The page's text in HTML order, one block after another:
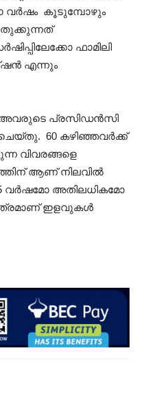
വർഷം കൂടുമ്പോഴും
ഫാമിലി
എന്നും
അവരുടെ പ്രസിഡൻസി
ചെയ്തു. 60 കഴിഞ്ഞവർക്ക്
വിവരങ്ങളെ
ആണ് നിലവിൽ
വർഷമോ അതിലധികമോ
ഇളവുകൾ